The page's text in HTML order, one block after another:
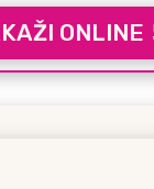
ONLINE